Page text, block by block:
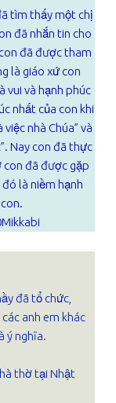
tìm thấy một chị
đã nhắn tin cho
đã được tham
là giáo xứ con
vui và hạnh phúc
nhất của con khi
nhà Chúa” và
Nay con đã thực
con đã được gặp
là niềm hạnh
đã tổ chức,
anh em khác
ý nghĩa.
thờ tại Nhật